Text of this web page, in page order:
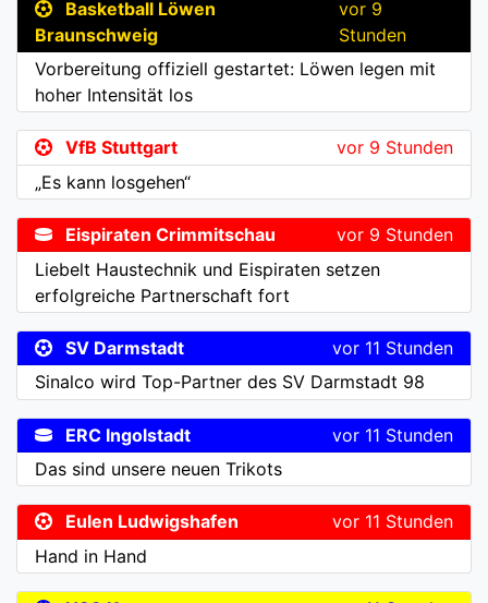
Basketball Löwen
Braunschweig
vor 9
Stunden
Vorbereitung offiziell gestartet: Löwen legen mit
hoher Intensität los
VfB Stuttgart
vor 9 Stunden
„Es kann losgehen“
Eispiraten Crimmitschau
vor 9 Stunden
Liebelt Haustechnik und Eispiraten setzen
erfolgreiche Partnerschaft fort
SV Darmstadt
vor 11 Stunden
Sinalco wird Top-Partner des SV Darmstadt 98
ERC Ingolstadt
vor 11 Stunden
Das sind unsere neuen Trikots
Eulen Ludwigshafen
vor 11 Stunden
Hand in Hand